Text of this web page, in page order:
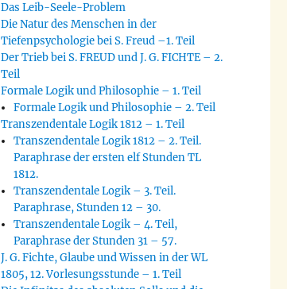
Das Leib-Seele-Problem
Die Natur des Menschen in der
Tiefenpsychologie bei S. Freud –1. Teil
Der Trieb bei S. FREUD und J. G. FICHTE – 2.
Teil
Formale Logik und Philosophie – 1. Teil
Formale Logik und Philosophie – 2. Teil
Transzendentale Logik 1812 – 1. Teil
Transzendentale Logik 1812 – 2. Teil.
Paraphrase der ersten elf Stunden TL
1812.
Transzendentale Logik – 3. Teil.
Paraphrase, Stunden 12 – 30.
Transzendentale Logik – 4. Teil,
Paraphrase der Stunden 31 – 57.
J. G. Fichte, Glaube und Wissen in der WL
1805, 12. Vorlesungsstunde – 1. Teil